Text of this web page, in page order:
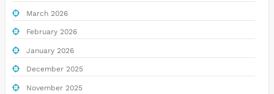
March 2026
February 2026
January 2026
December 2025
November 2025